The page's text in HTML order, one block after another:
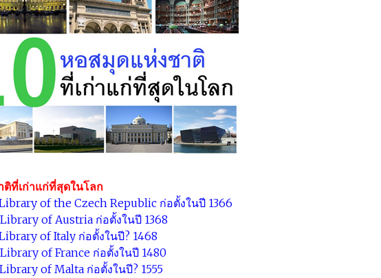
ที่เก่าแก่ที่สุดในโลก
of the Czech Republic ก่อตั้งในปี 1366
of Austria ก่อตั้งในปี 1368
of Italy ก่อตั้งในปี? 1468
of France ก่อตั้งในปี 1480
of Malta ก่อตั้งในปี? 1555